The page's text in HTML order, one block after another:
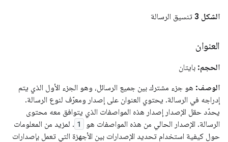
الشكل 3 تنسيق الرسالة
العنوان
الحجم: بايتان
الوصف: هو جزء مشترك بين جميع الرسائل، وهو الجزء الأول الذي يتم
إدراجه في الرسالة. يحتوي العنوان على إصدار ومعرّف لنوع الرسالة.
يحدّد حقل الإصدار إصدار هذه المواصفات الذي يتوافق معه محتوى
الرسالة. الإصدار الحالي من هذه المواصفات هو
1 . لمزيد من المعلومات
حول كيفية استخدام تحديد الإصدارات بين الأجهزة التي تعمل بإصدارات